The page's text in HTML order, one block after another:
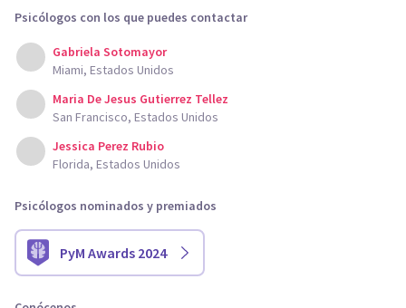
Psicólogos con los que puedes contactar
Gabriela Sotomayor
Miami, Estados Unidos
Maria De Jesus Gutierrez Tellez
San Francisco, Estados Unidos
Jessica Perez Rubio
Florida, Estados Unidos
Psicólogos nominados y premiados
PyM Awards 2024